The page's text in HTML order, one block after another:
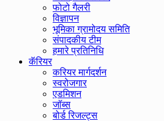
फोटो गैलरी
विज्ञापन
भूमिका ग्रामोदय समिति
संपादकीय टीम
हमारे प्रतिनिधि
कॅरियर
करियर मार्गदर्शन
स्वरोजगार
एडमिशन
जॉब्स
बोर्ड रिजल्ट्स